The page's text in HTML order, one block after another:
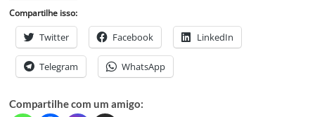
Compartilhe isso:
Twitter Facebook LinkedIn
Telegram WhatsApp
Compartilhe com um amigo: